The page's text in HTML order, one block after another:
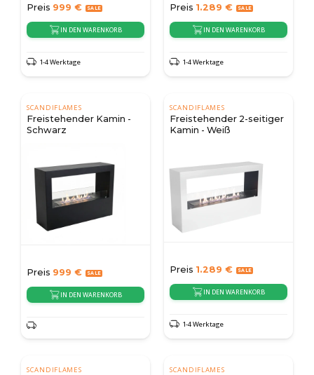
Preis 999 €
IN DEN WARENKORB
1-4 Werktage
Preis 1.289 €
IN DEN WARENKORB
1-4 Werktage
SCANDIFLAMES
Freistehender Kamin -
Schwarz
Preis 999 €
IN DEN WARENKORB
SCANDIFLAMES
Freistehender 2-seitiger
Kamin - Weiß
Preis 1.289 €
IN DEN WARENKORB
1-4 Werktage
SCANDIFLAMES SCANDIFLAMES